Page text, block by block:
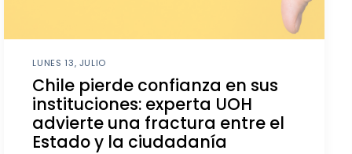
LUNES 13, JULIO
Chile pierde confianza en sus
instituciones: experta UOH
advierte una fractura entre el
Estado y la ciudadanía